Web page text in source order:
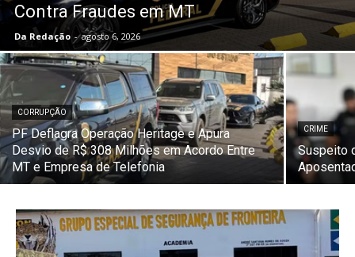
Contra Fraudes em MT
Da Redação - agosto 6, 2026
CORRUPÇÃO
PF Deflagra Operação Heritage e Apura
Desvio de R$ 308 Milhões em Acordo Entre
MT e Empresa de Telefonia
CRIME
Suspeito